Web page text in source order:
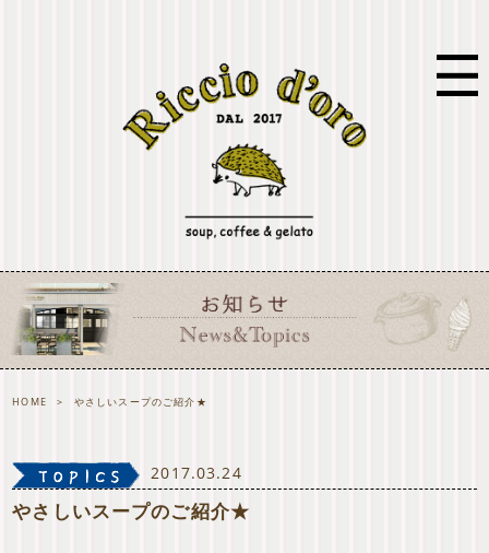
HOME > やさしいスープのご紹介★
2017.03.24
やさしいスープのご紹介★